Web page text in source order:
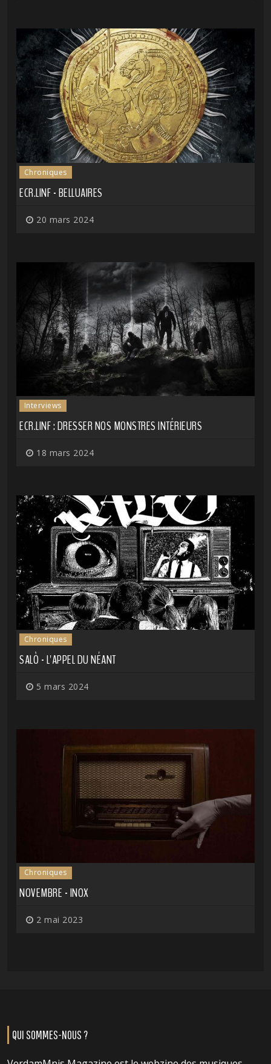
Chroniques
ECR.LINF - BELLUAIRES
20 mars 2024
Interviews
ECR.LINF : DRESSER NOS MONSTRES INTÉRIEURS
18 mars 2024
Chroniques
SALÒ - L'APPEL DU NÉANT
5 mars 2024
Chroniques
NOVEMBRE - INOX
2 mai 2023
QUI SOMMES-NOUS ?